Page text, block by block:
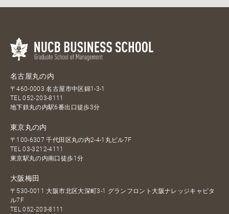
名古屋丸の内
〒460-0003 名古屋市中区錦1-3-1
TEL052-203-8111
地下鉄丸の内駅6番出口徒歩3分
東京丸の内
〒100-6307 千代田区丸の内2-4-1丸ビル7F
TEL03-3212-4111
東京駅丸の内南口徒歩1分
大阪梅田
〒530-0011 大阪市北区大深町3-1 グランフロント大阪ナレッジキャピタ
ル7F
TEL052-203-8111